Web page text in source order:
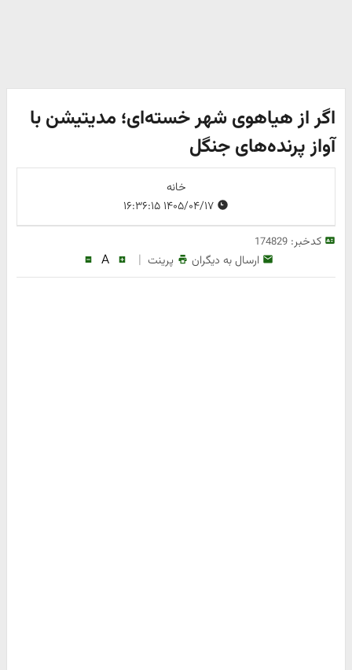
اگر از هیاهوی شهر خسته‌ای؛ مدیتیشن با
آواز پرنده‌های جنگل
خانه
کدخبر:174829
ارسال به دیگران پرینت |
A